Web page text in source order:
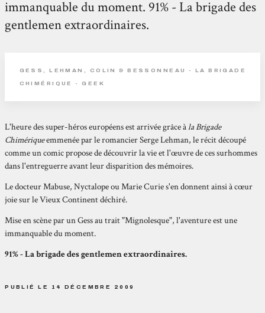
immanquable du moment. 91% - La brigade des
gentlemen extraordinaires.
GESS, LEHMAN, COLIN & BESSONNEAU - LA BRIGADE
CHIMÉRIQUE - GEEK
L'heure des super-héros européens est arrivée grâce àla Brigade
Chimériqueemmenée par le romancier Serge Lehman, le récit découpé
comme un comic propose de découvrir la vie et l'œuvre de ces surhommes
dans l'entreguerre avant leur disparition des mémoires.
Le docteur Mabuse, Nyctalope ou Marie Curie s'en donnent ainsi à cœur
joie sur le Vieux Continent déchiré.
Mise en scène par un Gess au trait "Mignolesque", l'aventure est une
immanquable du moment.
91% - La brigade des gentlemen extraordinaires.
PUBLIÉ LE 14 DÉCEMBRE 2009